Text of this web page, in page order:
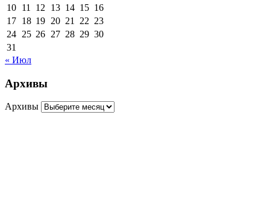
10 11 12 13 14 15 16
17 18 19 20 21 22 23
24 25 26 27 28 29 30
31
« Июл
Архивы
Архивы